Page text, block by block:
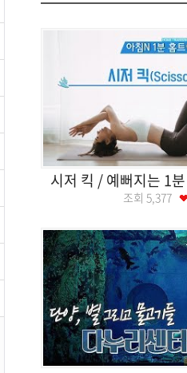
옥천
특집프로그램
종영프로그램
시저 킥 / 예뻐지는 1
조회 5,377